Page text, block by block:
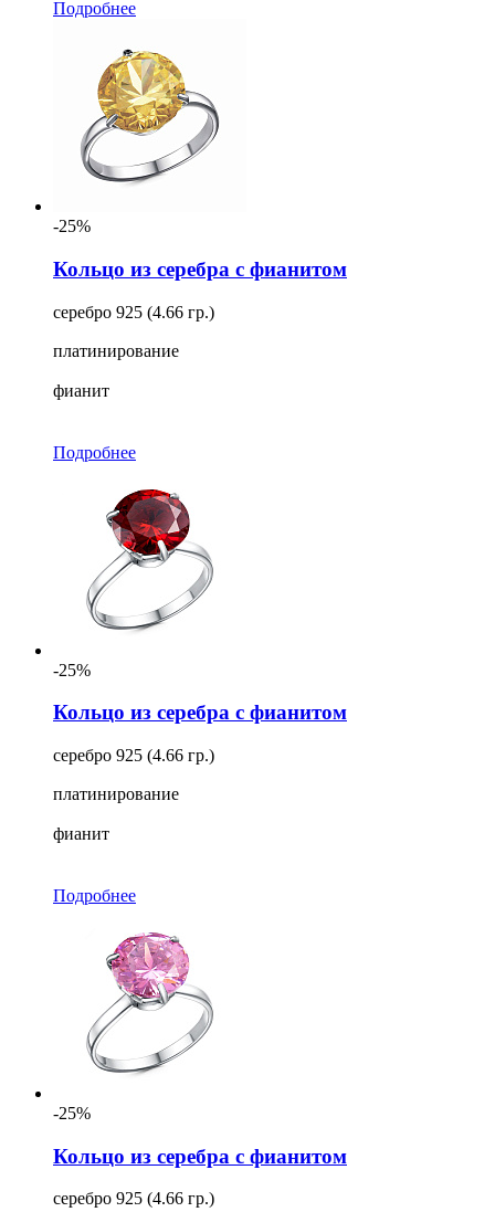
Подробнее
-25%
Кольцо из серебра с фианитом
серебро 925 (4.66 гр.)
платинирование
фианит
Подробнее
-25%
Кольцо из серебра с фианитом
серебро 925 (4.66 гр.)
платинирование
фианит
Подробнее
-25%
Кольцо из серебра с фианитом
серебро 925 (4.66 гр.)